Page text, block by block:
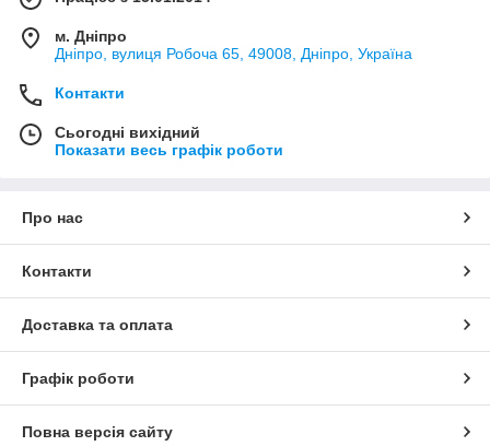
м. Дніпро
Дніпро, вулиця Робоча 65, 49008, Дніпро, Україна
Контакти
Сьогодні вихідний
Показати весь графік роботи
Про нас
Контакти
Доставка та оплата
Графік роботи
Повна версія сайту